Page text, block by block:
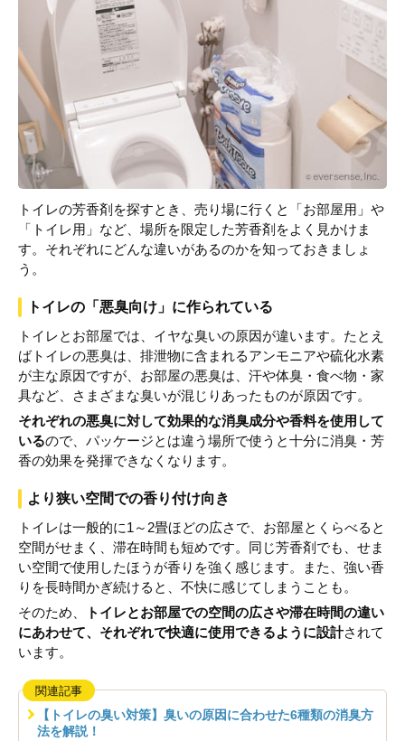
トイレの芳香剤を探すとき、売り場に行くと「お部屋用」や
「トイレ用」など、場所を限定した芳香剤をよく見かけま
す。それぞれにどんな違いがあるのかを知っておきましょ
う。
トイレの「悪臭向け」に作られている
トイレとお部屋では、イヤな臭いの原因が違います。たとえ
ばトイレの悪臭は、排泄物に含まれるアンモニアや硫化水素
が主な原因ですが、お部屋の悪臭は、汗や体臭・食べ物・家
具など、さまざまな臭いが混じりあったものが原因です。
それぞれの悪臭に対して効果的な消臭成分や香料を使用して
いるので、パッケージとは違う場所で使うと十分に消臭・芳
香の効果を発揮できなくなります。
より狭い空間での香り付け向き
トイレは一般的に1～2畳ほどの広さで、お部屋とくらべると
空間がせまく、滞在時間も短めです。同じ芳香剤でも、せま
い空間で使用したほうが香りを強く感じます。また、強い香
りを長時間かぎ続けると、不快に感じてしまうことも。
そのため、
トイレとお部屋での空間の広さや滞在時間の違い
にあわせて、それぞれで快適に使用できるように設計されて
います。
関連記事
【トイレの臭い対策】臭いの原因に合わせた6種類の消臭方
法を解説！